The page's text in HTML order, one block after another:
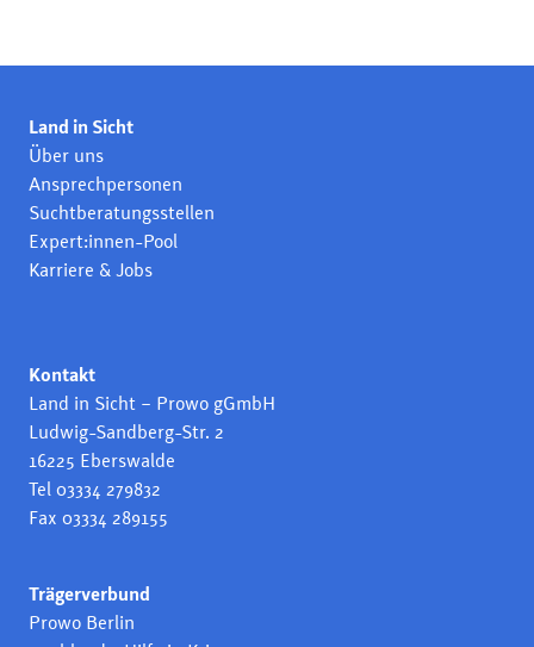
Land in Sicht
Über uns
Ansprechpersonen
Suchtberatungsstellen
Expert:innen-Pool
Karriere & Jobs
Kontakt
Land in Sicht – Prowo gGmbH
Ludwig-Sandberg-Str. 2
16225 Eberswalde
Tel 03334 279832
Fax 03334 289155
Trägerverbund
Prowo Berlin